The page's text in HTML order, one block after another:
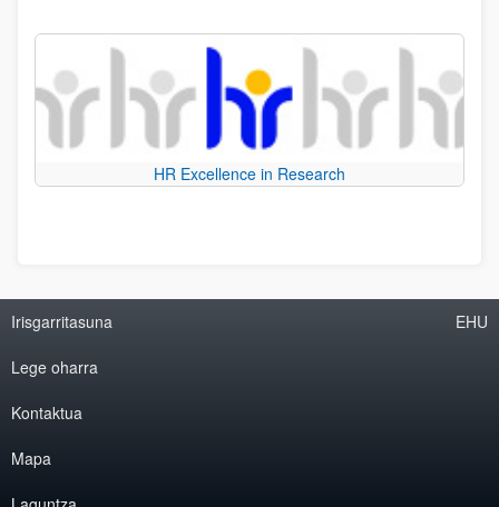
HR Excellence in Research
Irisgarritasuna
Lege oharra
Kontaktua
Mapa
EHU